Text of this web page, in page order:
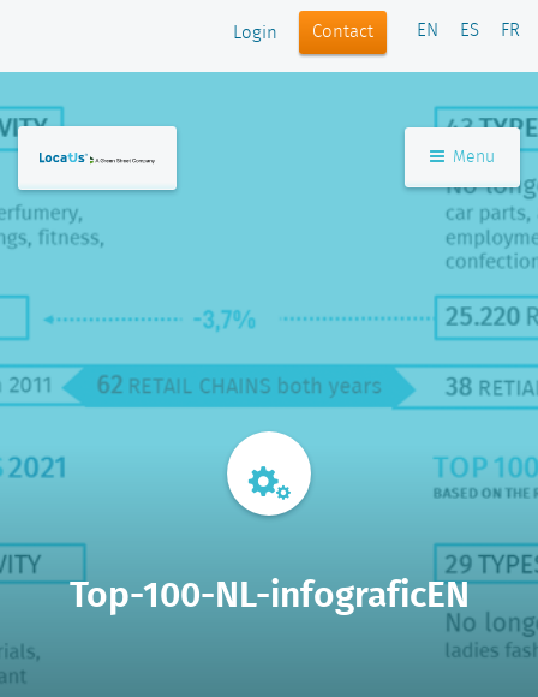
Login Contact EN ES FR
Menu
Top-100-NL-infograficEN